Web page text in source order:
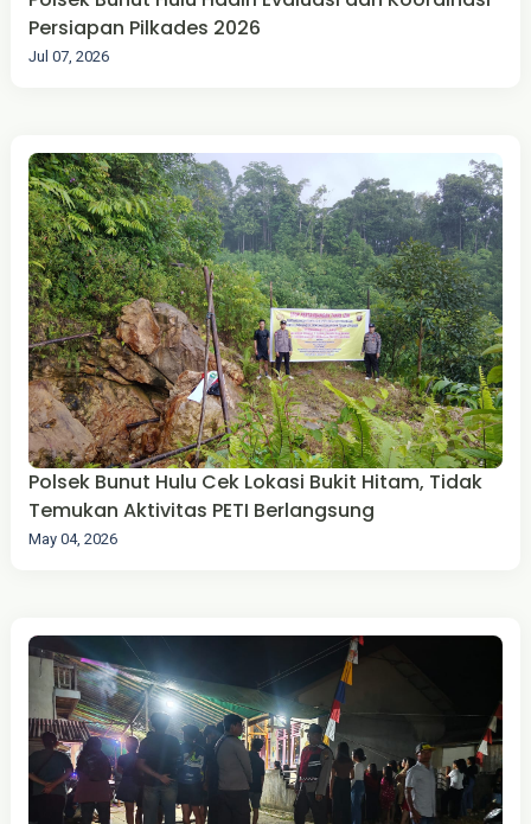
Persiapan Pilkades 2026
Jul 07, 2026
Polsek Bunut Hulu Cek Lokasi Bukit Hitam, Tidak
Temukan Aktivitas PETI Berlangsung
May 04, 2026